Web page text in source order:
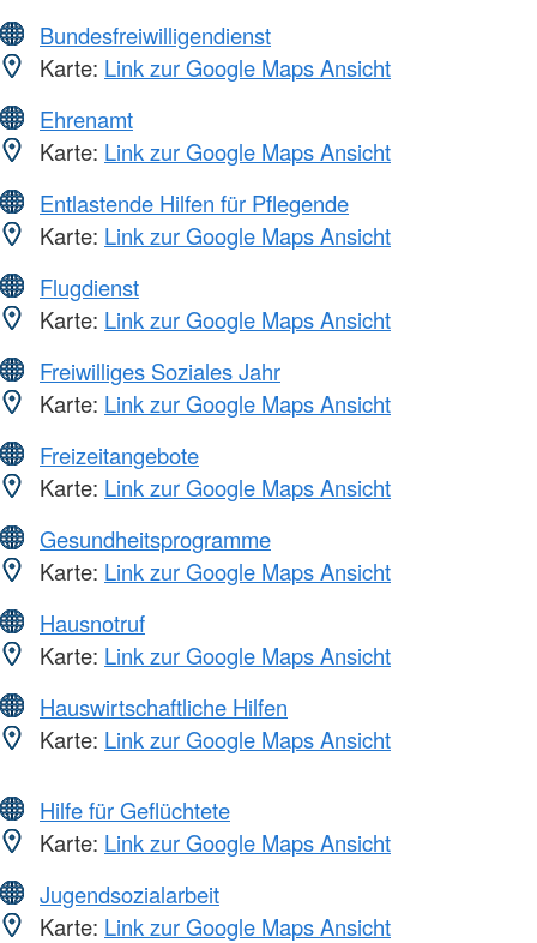
Bundesfreiwilligendienst
Karte: Link zur Google Maps Ansicht
Ehrenamt
Karte: Link zur Google Maps Ansicht
Entlastende Hilfen für Pflegende
Karte: Link zur Google Maps Ansicht
Flugdienst
Karte: Link zur Google Maps Ansicht
Freiwilliges Soziales Jahr
Karte: Link zur Google Maps Ansicht
Freizeitangebote
Karte: Link zur Google Maps Ansicht
Gesundheitsprogramme
Karte: Link zur Google Maps Ansicht
Hausnotruf
Karte: Link zur Google Maps Ansicht
Hauswirtschaftliche Hilfen
Karte: Link zur Google Maps Ansicht
Hilfe für Geflüchtete
Karte: Link zur Google Maps Ansicht
Jugendsozialarbeit
Karte: Link zur Google Maps Ansicht